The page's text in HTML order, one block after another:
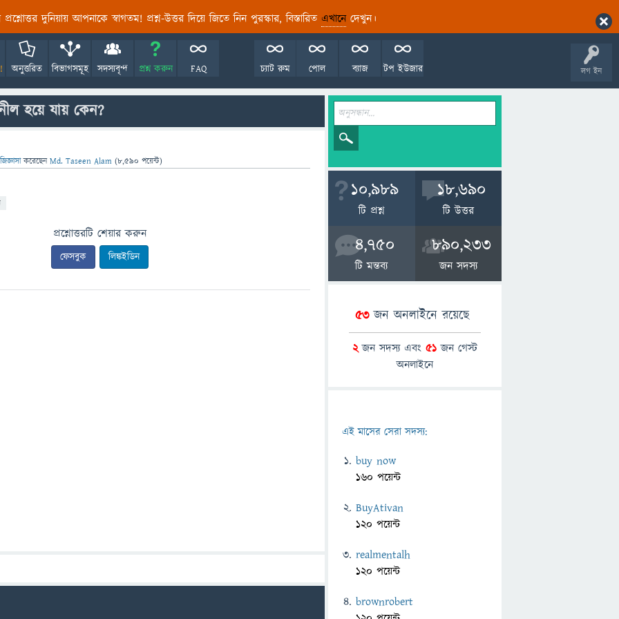
প্রশ্নোত্তর দুনিয়ায় আপনাকে স্বাগতম! প্রশ্ন-উত্তর দিয়ে জিতে নিন পুরস্কার, বিস্তারিত এখানেদেখুন।
লগ ইন
অনুত্তরিত বিভাগসমূহ সদস্যবৃন্দ প্রশ্ন করুন FAQ টপ ইউজার
ব্যাজ
পোল
চ্যাট রুম
হয়ে যায় কেন?
জিজ্ঞাসাকরেছেনMd. Taseen Alam (8,590 পয়েন্ট)
প্রশ্নোত্তরটি শেয়ার করুন
ফেসবুক লিঙ্কইডিন
10,989
টি প্রশ্ন
18,690
টি উত্তর
4,750
টি মন্তব্য
890,233
জন সদস্য
53জন অনলাইনে রয়েছে
2জন সদস্য এবং 51 জন গেস্ট
অনলাইনে
এই মাসের সেরা সদস্য:
buy now
160 পয়েন্ট
BuyAtivan
120 পয়েন্ট
realmentalh
120 পয়েন্ট
brownrobert